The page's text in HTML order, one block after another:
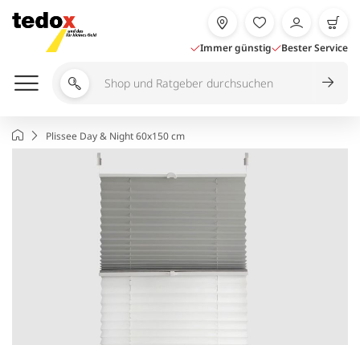
Inhalt
springen
Immer günstig Bester Service
Shop
durchsuchen
StartseitePlissee Day & Night 60x150 cm